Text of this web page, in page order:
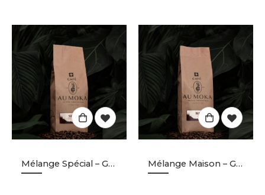
Mélange Spécial – Grains – 500gr Mélange Maison – Grains – 500gr